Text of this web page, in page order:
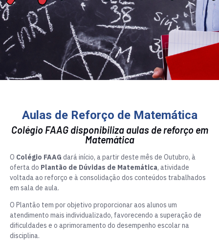
Aulas de Reforço de Matemática
Colégio FAAG disponibiliza aulas de reforço em
Matemática
O Colégio FAAG dará início, a partir deste mês de Outubro, à
oferta do Plantão de Dúvidas de Matemática, atividade
voltada ao reforço e à consolidação dos conteúdos trabalhados
em sala de aula.
O Plantão tem por objetivo proporcionar aos alunos um
atendimento mais individualizado, favorecendo a superação de
dificuldades e o aprimoramento do desempenho escolar na
disciplina.